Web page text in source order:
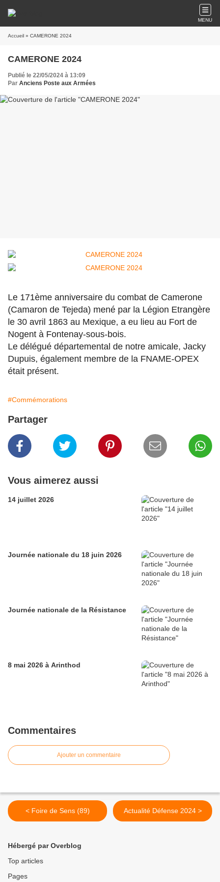
MENU
Accueil » CAMERONE 2024
CAMERONE 2024
Publié le 22/05/2024 à 13:09
Par Anciens Poste aux Armées
Le 171ème anniversaire du combat de Camerone
(Camaron de Tejeda) mené par la Légion Etrangère
le 30 avril 1863 au Mexique, a eu lieu au Fort de
Nogent à Fontenay-sous-bois.
Le délégué départemental de notre amicale, Jacky
Dupuis, également membre de la FNAME-OPEX
était présent.
#Commémorations
Partager
Vous aimerez aussi
14 juillet 2026
Journée nationale du 18 juin 2026
Journée nationale de la Résistance
8 mai 2026 à Arinthod
Commentaires
Ajouter un commentaire
< Foire de Sens (89) Actualité Défense 2024 >
Hébergé par Overblog
Top articles
Pages